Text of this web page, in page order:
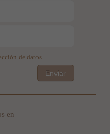
de datos
Enviar
en